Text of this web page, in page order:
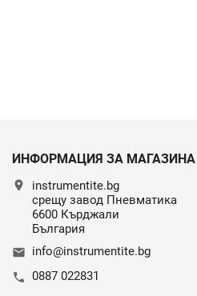
ИНФОРМАЦИЯ ЗА МАГАЗИНА
location_on
instrumentite.bg
срещу завод Пневматика
6600 Кърджали
България
email info@instrumentite.bg
call 0887 022831